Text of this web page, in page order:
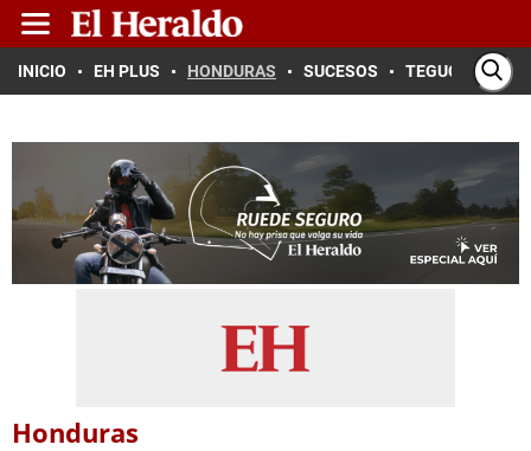
INICIO EH PLUS HONDURAS SUCESOS TEGUCIGALPA
Honduras